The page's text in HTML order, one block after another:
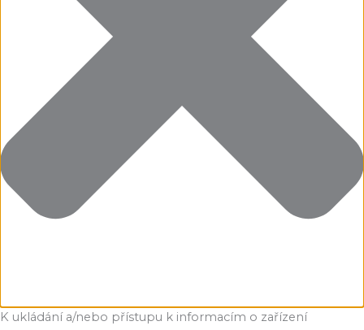
K ukládání a/nebo přístupu k informacím o zařízení